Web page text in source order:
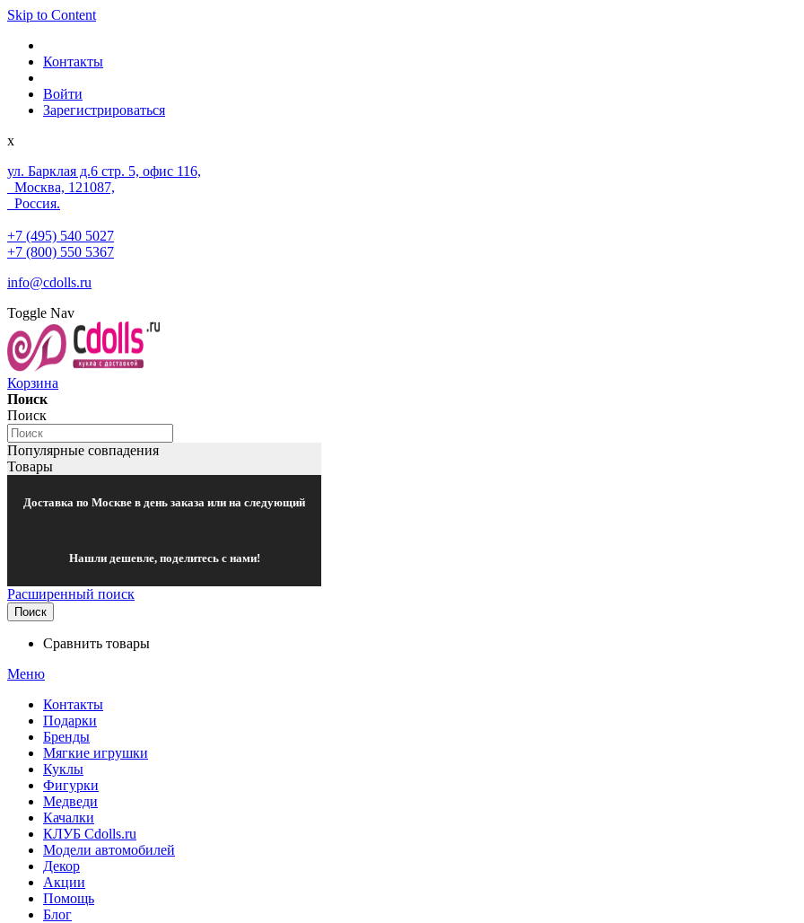
Skip to Content
Контакты
Войти
Зарегистрироваться
x
ул. Барклая д.6 стр. 5, офис 116,
Москва, 121087,
Россия.
+7 (495) 540 5027
+7 (800) 550 5367
info@cdolls.ru
Toggle Nav
Корзина
Поиск
Поиск
Популярные совпадения
Товары
Доставка по Москве в день заказа или на следующий
Нашли дешевле, поделитесь с нами!
Расширенный поиск
Поиск
Сравнить товары
Меню
Контакты
Подарки
Бренды
Мягкие игрушки
Куклы
Фигурки
Медведи
Качалки
КЛУБ Cdolls.ru
Модели автомобилей
Декор
Акции
Помощь
Блог